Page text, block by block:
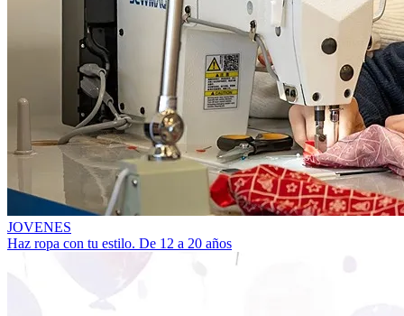
JOVENES
Haz ropa con tu estilo. De 12 a 20 años